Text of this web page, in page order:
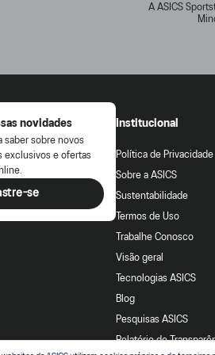
A ASICS
novidades
saber sobre novos
exclusivos e ofertas
se
Institucional
Política de Privacidade
Sobre a ASICS
Sustentabilidade
Termos de Uso
Trabalhe Conosco
Visão geral
Tecnologias ASICS
Blog
Pesquisas ASICS
Relatório de